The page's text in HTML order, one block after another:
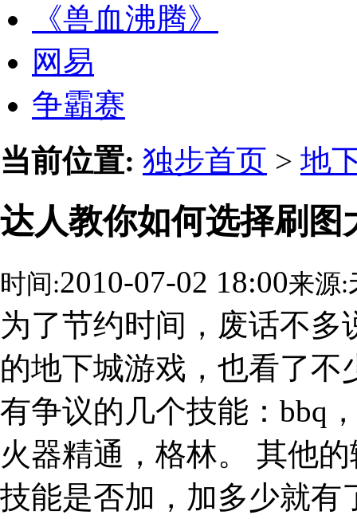
《兽血沸腾》
网易
争霸赛
当前位置: 独步首页 > 地
达人教你如何选择刷图
时间:2010-07-02 18:00来源:
为了节约时间，废话不
的地下城游戏，也看了
有争议的几个技能：bbq
火器精通，格林。 其他
技能是否加，加多少就有